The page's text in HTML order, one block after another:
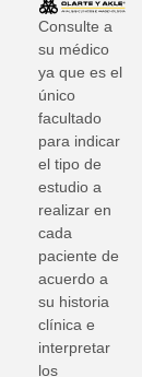
Consulte a
su médico
ya que es el
único
facultado
para indicar
el tipo de
estudio a
realizar en
cada
paciente de
acuerdo a
su historia
clínica e
interpretar
los